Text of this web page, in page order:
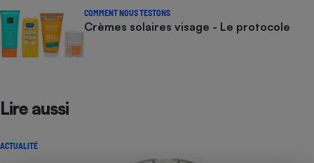
COMMENT NOUS TESTONS
Crèmes solaires visage - Le protocole
Lire aussi
ACTUALITÉ